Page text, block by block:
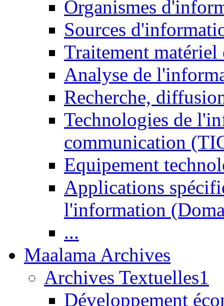
Organismes
Sources
Traitement matériel
Analyse de
Recherche,
Technologies de
communication
Equipement
Applications
l'information
...
Maalama Archives
Archives Textuelles1
Développement